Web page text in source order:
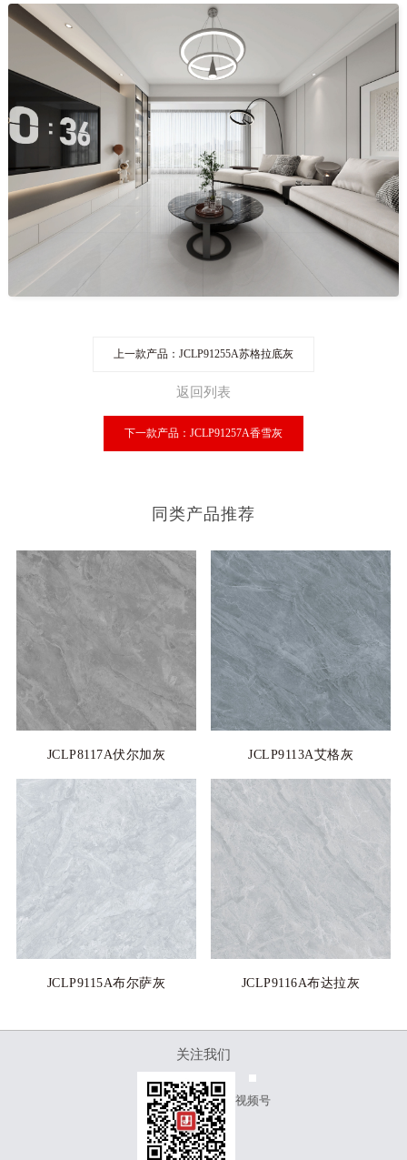
上一款产品：JCLP91255A苏格拉底灰
返回列表
下一款产品：JCLP91257A香雪灰
同类产品推荐
JCLP8117A伏尔加灰 JCLP9113A艾格灰
JCLP9115A布尔萨灰 JCLP9116A布达拉灰
关注我们
视频号